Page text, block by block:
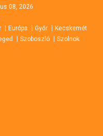
08, 2026
Európa Győr
Kecskemét
Szoboszló Szolnok